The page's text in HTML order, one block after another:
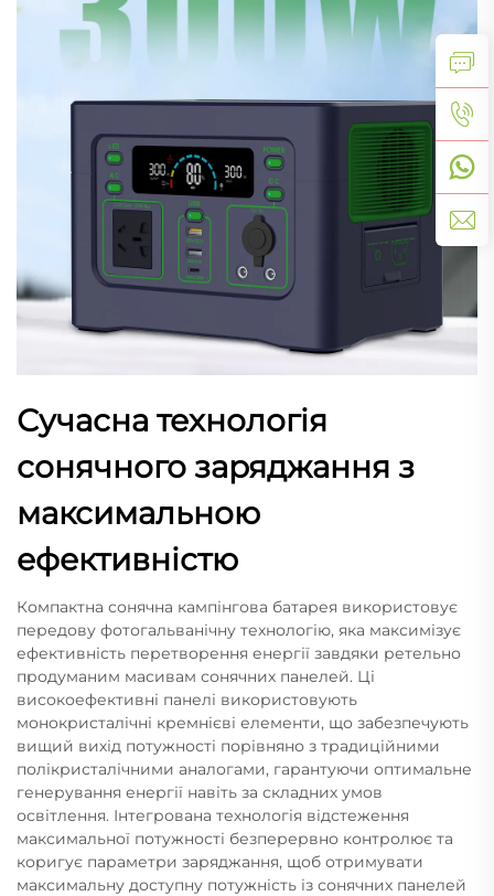
Сучасна технологія
сонячного заряджання з
максимальною
ефективністю
Компактна сонячна кампінгова батарея використовує
передову фотогальванічну технологію, яка максимізує
ефективність перетворення енергії завдяки ретельно
продуманим масивам сонячних панелей. Ці
високоефективні панелі використовують
монокристалічні кремнієві елементи, що забезпечують
вищий вихід потужності порівняно з традиційними
полікристалічними аналогами, гарантуючи оптимальне
генерування енергії навіть за складних умов
освітлення. Інтегрована технологія відстеження
максимальної потужності безперервно контролює та
коригує параметри заряджання, щоб отримувати
максимальну доступну потужність із сонячних панелей